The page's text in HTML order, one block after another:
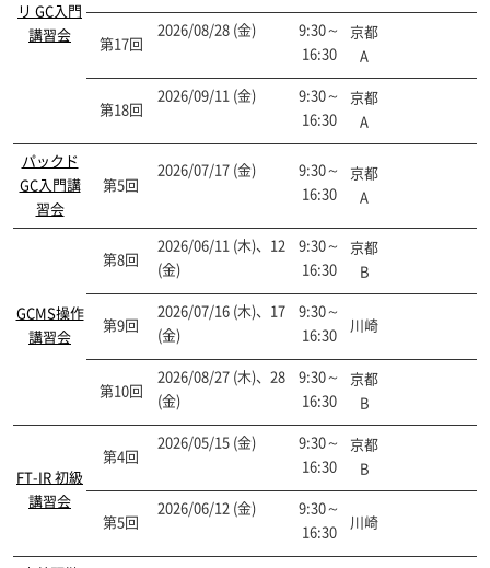
リ GC入門
講習会
第17回
2026/08/28 (金)
9:30～
16:30
京都
A
第18回
2026/09/11 (金)
9:30～
16:30
京都
A
パックド
GC入門講
習会
第5回
2026/07/17 (金)
9:30～
16:30
京都
A
GCMS操作
講習会
第8回
2026/06/11 (木)、12
(金)
9:30～
16:30
京都
B
第9回
2026/07/16 (木)、17
(金)
9:30～
16:30
川崎
第10回
2026/08/27 (木)、28
(金)
9:30～
16:30
京都
B
FT-IR 初級
講習会
第4回
2026/05/15 (金)
9:30～
16:30
京都
B
第5回
2026/06/12 (金)
9:30～
16:30
川崎